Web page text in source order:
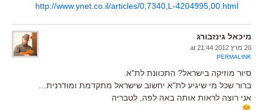
http://www.ynet.co.il/articles/0,7340,L-4204995,00.html
מיכאל גינזבורג
20 מרץ 2012 at 21:44
PERMALINK
סיור מוזיקה בישראל? התכוונת לת"א.
ברור שכל מי שיגיע לת"א יחשוב שישראל מתקדמת ומודרנית…
אני רוצה לראות אותה באה לפה, לטבריה